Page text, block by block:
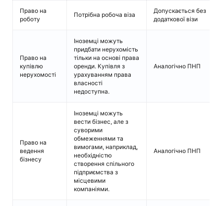
Право на
роботу
Потрібна робоча віза
Допускається без
додаткової візи
Право на
купівлю
нерухомості
Іноземці можуть
придбати нерухомість
тільки на основі права
оренди. Купівля з
урахуванням права
власності
недоступна.
Аналогічно ПНП
Право на
ведення
бізнесу
Іноземці можуть
вести бізнес, але з
суворими
обмеженнями та
вимогами, наприклад,
необхідністю
створення спільного
підприємства з
місцевими
компаніями.
Аналогічно ПНП